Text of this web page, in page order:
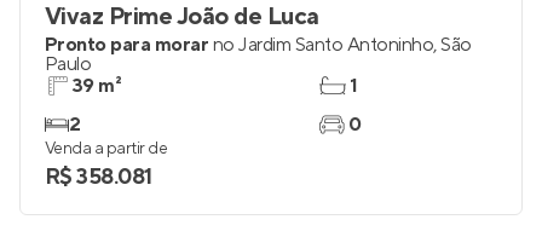
Vivaz Prime João de Luca
Pronto para morar no Jardim Santo Antoninho,São
Paulo
39 m²
2
1
0
Venda a partir de
R$ 358.081